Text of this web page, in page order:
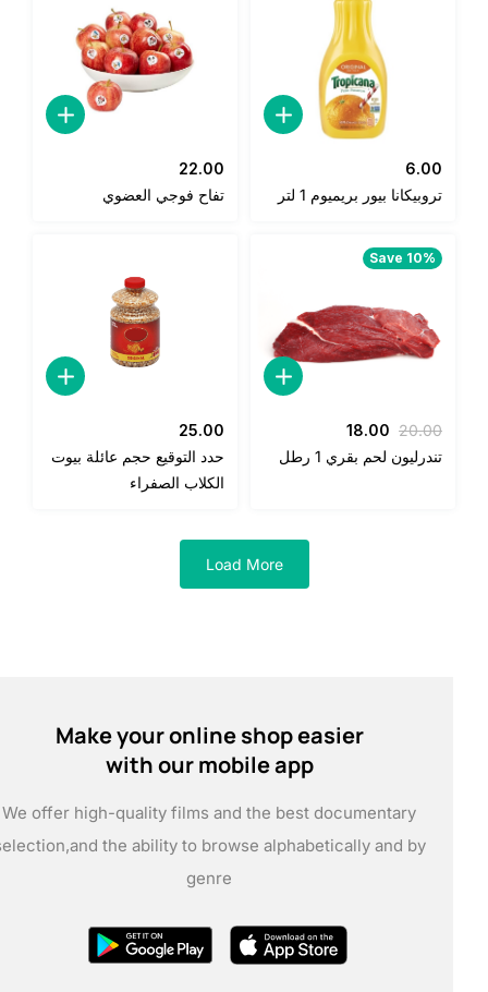
بيور بريميوم 1 لتر
تفاح فوجي العضوي
Save 10%
السعر
الأصلي
18.00السعر
الحالي
لحم بقري 1 رطل
حدد التوقيع حجم عائلة بيوت
الكلاب الصفراء
Load More
Make your online shop easier
with our mobile app
We offer high-quality films and the best documentary
selection,and the ability to browse alphabetically and by